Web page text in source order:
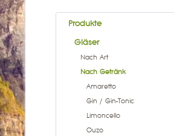
Produkte
Gläser
Nach Art
Nach Getränk
Amaretto
Gin / Gin-Tonic
Limoncello
Ouzo